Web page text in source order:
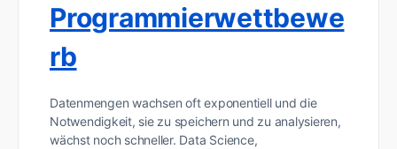
Programmierwettbewe
rb
Datenmengen wachsen oft exponentiell und die
Notwendigkeit, sie zu speichern und zu analysieren,
wächst noch schneller. Data Science,